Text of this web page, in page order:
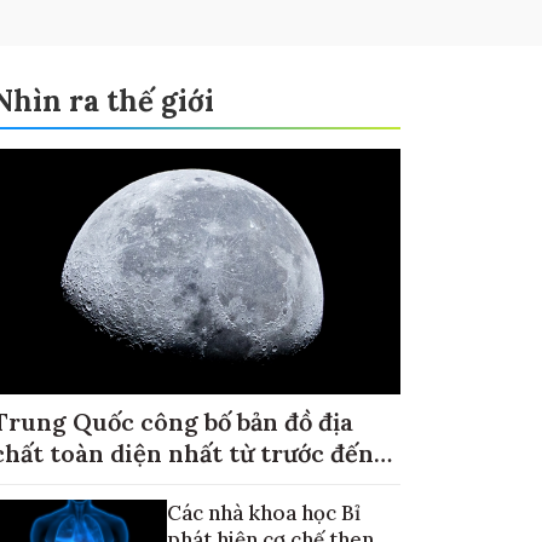
ra thế giới
Quốc công bố bản đồ địa
toàn diện nhất từ trước đến
Các nhà khoa học Bỉ